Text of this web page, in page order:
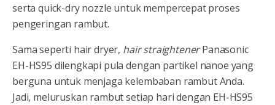
serta quick-dry nozzle untuk mempercepat proses
pengeringan rambut.
Sama seperti hair dryer, hair straightenerPanasonic
EH-HS95 dilengkapi pula dengan partikel nanoe yang
berguna untuk menjaga kelembaban rambut Anda.
Jadi, meluruskan rambut setiap hari dengan EH-HS95